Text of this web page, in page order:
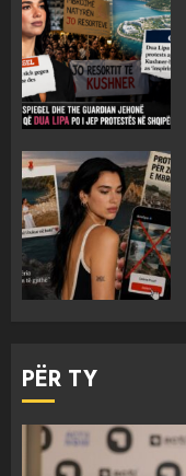
PËR TY
3
4